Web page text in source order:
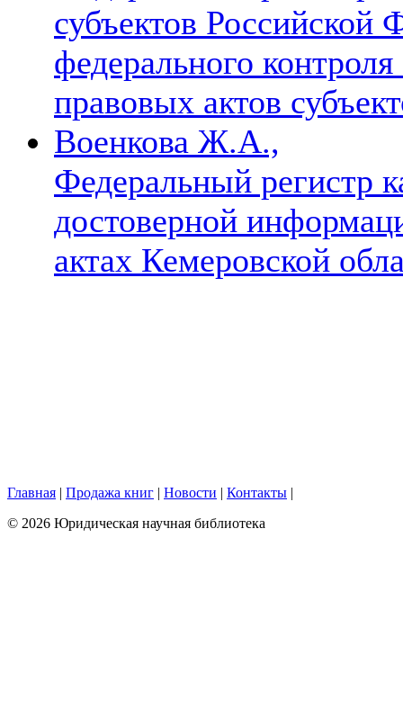
субъектов Российской
федерального
правовых актов
Военкова Ж.А.,
Федеральный регистр
достоверной
актах Кемеровской
Главная | Продажа книг | Новости | Контакты |
© 2026 Юридическая научная библиотека